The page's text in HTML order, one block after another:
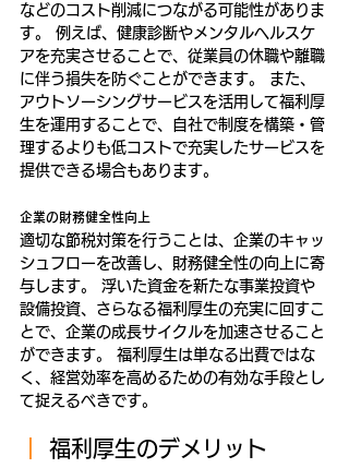
などのコスト削減につながる可能性がありま
す。 例えば、健康診断やメンタルヘルスケ
アを充実させることで、従業員の休職や離職
に伴う損失を防ぐことができます。 また、
アウトソーシングサービスを活用して福利厚
生を運用することで、自社で制度を構築・管
理するよりも低コストで充実したサービスを
提供できる場合もあります。
企業の財務健全性向上
適切な節税対策を行うことは、企業のキャッ
シュフローを改善し、財務健全性の向上に寄
与します。 浮いた資金を新たな事業投資や
設備投資、さらなる福利厚生の充実に回すこ
とで、企業の成長サイクルを加速させること
ができます。 福利厚生は単なる出費ではな
く、経営効率を高めるための有効な手段とし
て捉えるべきです。
福利厚生のデメリット